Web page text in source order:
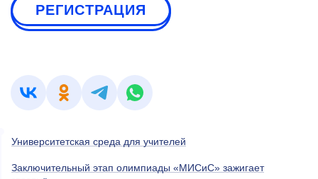
РЕГИСТРАЦИЯ
Университетская среда для учителей
Заключительный этап олимпиады «МИСиС» зажигает